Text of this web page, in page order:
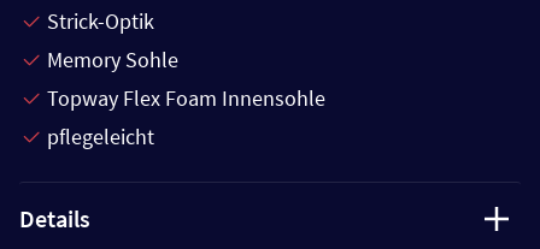
Strick-Optik
Memory Sohle
Topway Flex Foam Innensohle
pflegeleicht
Details